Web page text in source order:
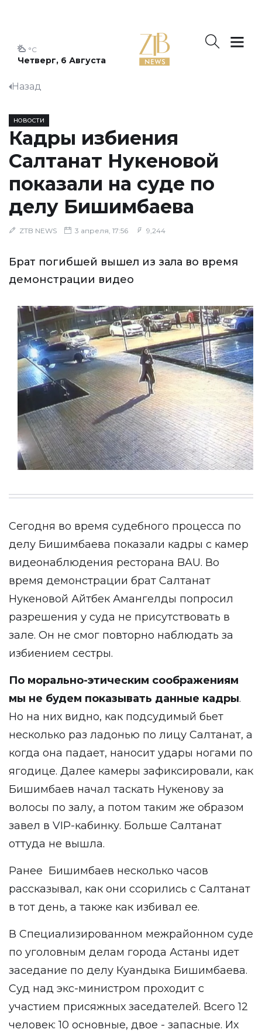
Четверг, 6 Августа
°C
Назад
НОВОСТИ
Кадры избиения
Салтанат Нукеновой
показали на суде по
делу Бишимбаева
ZTB NEWS 3 апреля, 17:56 9,244
Брат погибшей вышел из зала во время
демонстрации видео
Сегодня во время судебного процесса по
делу Бишимбаева показали кадры с камер
видеонаблюдения ресторана BAU. Во
время демонстрации брат Салтанат
Нукеновой Айтбек Амангелды попросил
разрешения у суда не присутствовать в
зале. Он не смог повторно наблюдать за
избиением сестры.
По морально-этическим соображениям
мы не будем показывать данные кадры.
Но на них видно, как подсудимый бьет
несколько раз ладонью по лицу Салтанат, а
когда она падает, наносит удары ногами по
ягодице. Далее камеры зафиксировали, как
Бишимбаев начал таскать Нукенову за
волосы по залу, а потом таким же образом
завел в VIP-кабинку. Больше Салтанат
оттуда не вышла.
Ранее Бишимбаев несколько часов
рассказывал, как они ссорились с Салтанат
в тот день, а также как избивал ее.
В Специализированном межрайонном суде
по уголовным делам города Астаны идет
заседание по делу Куандыка Бишимбаева.
Суд над экс-министром проходит с
участием присяжных заседателей. Всего 12
человек: 10 основные, двое - запасные. Их